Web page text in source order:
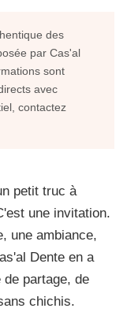
des
par Cas'al
sont
avec
contactez
petit truc à
une invitation.
une ambiance,
Dente en a
partage, de
chichis.